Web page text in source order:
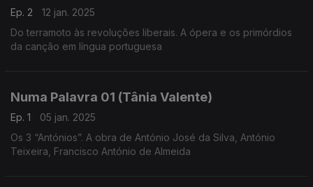
Ep. 2
12 jan. 2025
Do terramoto às revoluções liberais. A ópera e os primórdios
da canção em língua portuguesa
Numa Palavra 01 (Tânia Valente)
Ep. 1
05 jan. 2025
Os 3 “Antónios”. A obra de António José da Silva, António
Teixeira, Francisco António de Almeida